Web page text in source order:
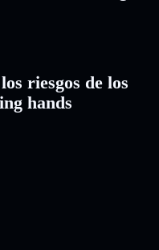
riesgos de los
hands